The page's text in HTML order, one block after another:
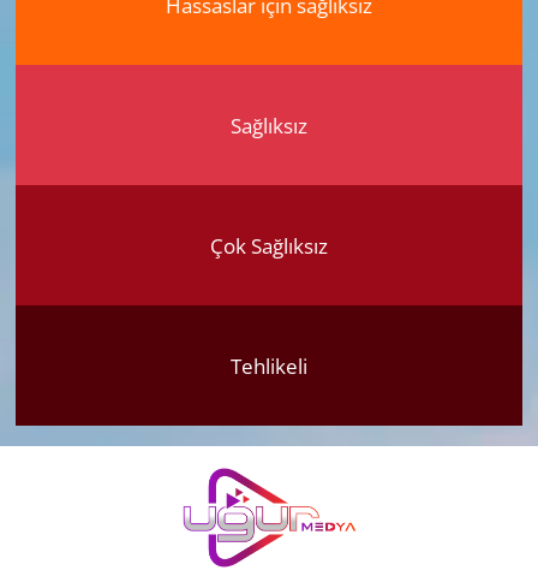
Sağlıksız
Çok Sağlıksız
Tehlikeli